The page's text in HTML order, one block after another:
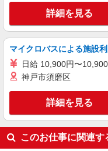
外労働
給し、
り追加
※残業代
+゜・。
ィブ支
佐賀
キープ
詳細を見る
マイクロバスによる施設
日給 10,900円〜
神戸市須磨区
詳細を見る
このお仕事に関連す